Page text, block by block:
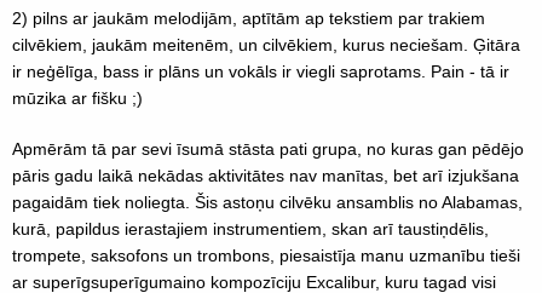
2) pilns ar jaukām melodijām, aptītām ap tekstiem par trakiem
cilvēkiem, jaukām meitenēm, un cilvēkiem, kurus neciešam. Ģitāra
ir neģēlīga, bass ir plāns un vokāls ir viegli saprotams. Pain - tā ir
mūzika ar fišku ;)
Apmērām tā par sevi īsumā stāsta pati grupa, no kuras gan pēdējo
pāris gadu laikā nekādas aktivitātes nav manītas, bet arī izjukšana
pagaidām tiek noliegta. Šis astoņu cilvēku ansamblis no Alabamas,
kurā, papildus ierastajiem instrumentiem, skan arī taustiņdēlis,
trompete, saksofons un trombons, piesaistīja manu uzmanību tieši
ar superīgsuperīgumaino kompozīciju Excalibur, kuru tagad visi